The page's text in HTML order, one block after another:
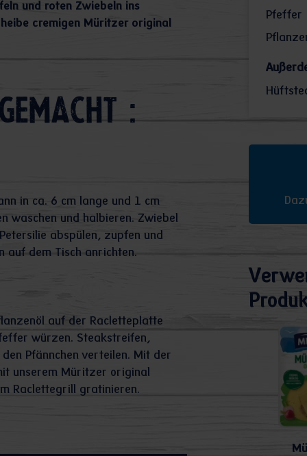
und roten Zwiebeln ins
cremigen Müritzer original
:
in ca. 6 cm lange und 1 cm
waschen und halbieren. Zwiebel
abspülen, zupfen und
auf dem Tisch anrichten.
auf der Racletteplatte
würzen. Steakstreifen,
Pfännchen verteilen. Mit der
unserem Müritzer original
Raclettegrill gratinieren.
Pfeffer